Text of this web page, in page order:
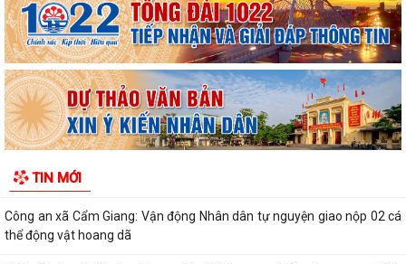
TIN MỚI
phục vụ giám định ADN
THÔNG BÁO số 03/TB-TTPVHCC ngày 04/8/2026 của Trung tâm
Phục vụ HCC Về việc tổ chức hướng dẫn, tiếp...
Xã Cẩm Giang dự Hội nghị trực tuyến triển khai công tác đo đạc, lập
bản đồ địa chính và xây dựng cơ...
diện bao phủ bảo hiểm xã hội, bảo...
Công an xã Cẩm Giang: Vận động Nhân dân tự nguyện giao nộp 02 cá
thể động vật hoang dã